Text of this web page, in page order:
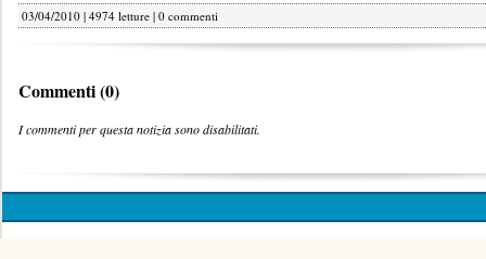
03/04/2010 | 4974 letture | 0 commenti
Commenti (0)
I commenti per questa notizia sono disabilitati.